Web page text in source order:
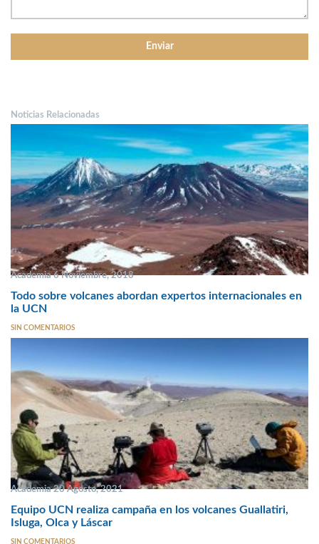
Noticias Relacionadas
Academia 6 Noviembre, 2018
Todo sobre volcanes abordan expertos internacionales en
la UCN
SIN COMENTARIOS
Academia 20 Agosto, 2021
Equipo UCN realiza campaña en los volcanes Guallatiri,
Isluga, Olca y Láscar
SIN COMENTARIOS